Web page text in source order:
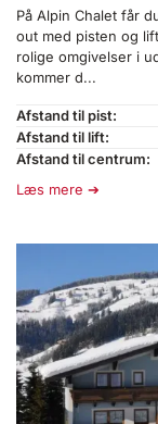
På Alpin Chalet får
out med pisten og
rolige omgivelser i
kommer d...
Afstand til pist:
Afstand til lift:
Afstand til centrum:
Læs mere